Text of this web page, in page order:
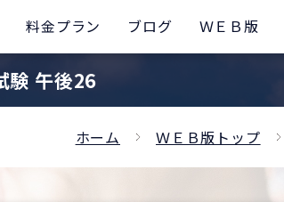
料金プラン ブログ ＷＥＢ版
験 午後26
ホーム ＷＥＢ版トップ